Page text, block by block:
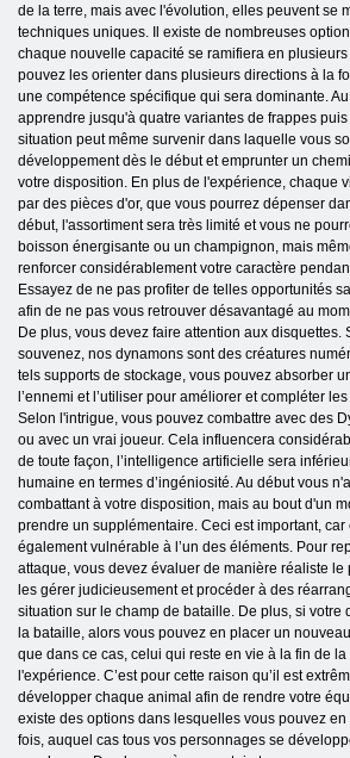
de la terre, mais avec l'évolution, elles peuvent se
techniques uniques. Il existe de nombreuses
chaque nouvelle capacité se ramifiera en
pouvez les orienter dans plusieurs directions à la
une compétence spécifique qui sera dominante.
apprendre jusqu'à quatre variantes de frappes
situation peut même survenir dans laquelle vous
développement dès le début et emprunter un
votre disposition. En plus de l'expérience, chaque
par des pièces d'or, que vous pourrez dépenser
début, l'assortiment sera très limité et vous ne
boisson énergisante ou un champignon, mais
renforcer considérablement votre caractère
Essayez de ne pas profiter de telles opportunités
afin de ne pas vous retrouver désavantagé au
De plus, vous devez faire attention aux disquettes.
souvenez, nos dynamons sont des créatures
tels supports de stockage, vous pouvez absorber
l’ennemi et l’utiliser pour améliorer et compléter
Selon l'intrigue, vous pouvez combattre avec des
ou avec un vrai joueur. Cela influencera
de toute façon, l’intelligence artificielle sera
humaine en termes d’ingéniosité. Au début vous
combattant à votre disposition, mais au bout d'un
prendre un supplémentaire. Ceci est important, car
également vulnérable à l’un des éléments. Pour
attaque, vous devez évaluer de manière réaliste le
les gérer judicieusement et procéder à des
situation sur le champ de bataille. De plus, si votre
la bataille, alors vous pouvez en placer un
que dans ce cas, celui qui reste en vie à la fin de
l'expérience. C’est pour cette raison qu’il est
développer chaque animal afin de rendre votre
existe des options dans lesquelles vous pouvez
fois, auquel cas tous vos personnages se